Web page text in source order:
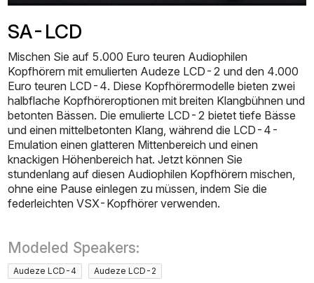
Modeled Speakers:
Audeze LCD-4 Audeze LCD-2
SA-LCD
Mischen Sie auf 5.000 Euro teuren Audiophilen
Kopfhörern mit emulierten Audeze LCD-2 und den 4.000
Euro teuren LCD-4. Diese Kopfhörermodelle bieten zwei
halbflache Kopfhöreroptionen mit breiten Klangbühnen und
betonten Bässen. Die emulierte LCD-2 bietet tiefe Bässe
und einen mittelbetonten Klang, während die LCD-4-
Emulation einen glatteren Mittenbereich und einen
knackigen Höhenbereich hat. Jetzt können Sie
stundenlang auf diesen Audiophilen Kopfhörern mischen,
ohne eine Pause einlegen zu müssen, indem Sie die
federleichten VSX-Kopfhörer verwenden.